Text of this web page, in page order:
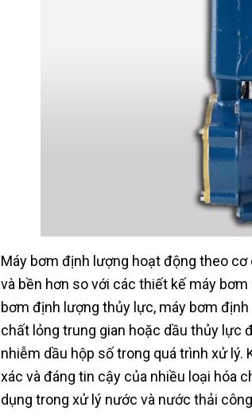
Máy bơm định lượng hoạt động theo
và bền hơn so với các thiết kế máy
bơm định lượng thủy lực, máy bơm
chất lỏng trung gian hoặc dầu thủy lực
nhiễm dầu hộp số trong quá trình xử
xác và đáng tin cậy của nhiều loại hóa
dụng trong xử lý nước và nước thải